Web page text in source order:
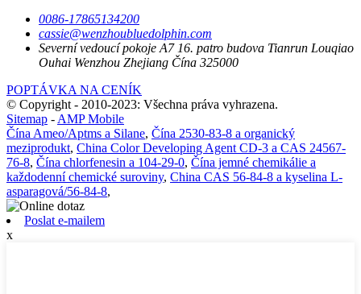
0086-17865134200
cassie@wenzhoubluedolphin.com
Severní vedoucí pokoje A7 16. patro budova Tianrun Louqiao
Ouhai Wenzhou Zhejiang Čína 325000
POPTÁVKA NA CENÍK
© Copyright - 2010-2023: Všechna práva vyhrazena.
Sitemap - AMP Mobile
Čína Ameo/Aptms a Silane, Čína 2530-83-8 a organický
meziprodukt, China Color Developing Agent CD-3 a CAS 24567-
76-8, Čína chlorfenesin a 104-29-0, Čína jemné chemikálie a
každodenní chemické suroviny, China CAS 56-84-8 a kyselina L-
asparagová/56-84-8,
Poslat e-mailem
x